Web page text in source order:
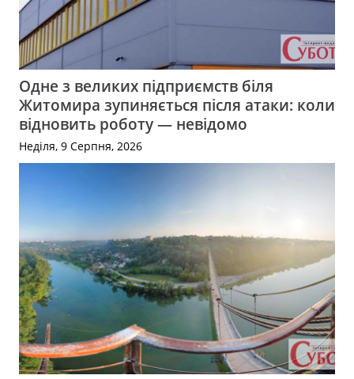
Одне з великих підприємств біля
Житомира зупиняється після атаки: коли
відновить роботу — невідомо
Неділя, 9 Серпня, 2026